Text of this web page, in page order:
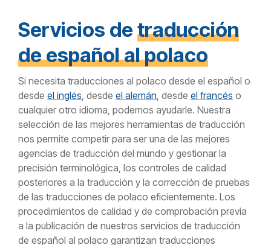
Servicios de traducción
de español al polaco
Si necesita traducciones al polaco desde el español o
desde el inglés , desde el alemán , desde el francés o
cualquier otro idioma, podemos ayudarle. Nuestra
selección de las mejores herramientas de traducción
nos permite competir para ser una de las mejores
agencias de traducción del mundo y gestionar la
precisión terminológica, los controles de calidad
posteriores a la traducción y la corrección de pruebas
de las traducciones de polaco eficientemente. Los
procedimientos de calidad y de comprobación previa
a la publicación de nuestros servicios de traducción
de español al polaco garantizan traducciones